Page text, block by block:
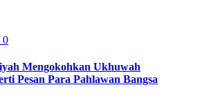
0
Mengokohkan Ukhuwah
Pesan Para Pahlawan Bangsa